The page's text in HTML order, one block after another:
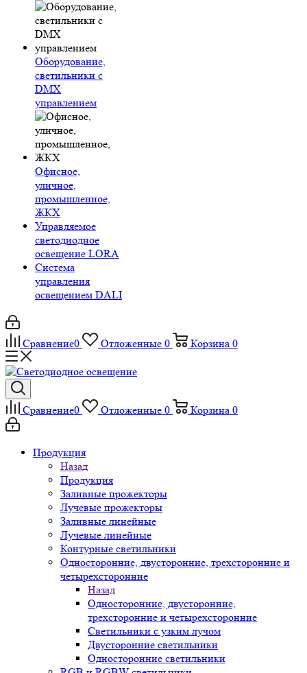
Оборудование,
светильники с
DMX
управлением
Офисное,
уличное,
промышленное,
ЖКХ
Управляемое
светодиодное
освещение LORA
Система
управления
освещением DALI
Сравнение0 Отложенные 0 Корзина 0
Сравнение0 Отложенные 0 Корзина 0
Продукция
Назад
Продукция
Заливные прожекторы
Лучевые прожекторы
Заливные линейные
Лучевые линейные
Контурные светильники
Односторонние, двусторонние, трехсторонние и
четырехсторонние
Назад
Односторонние, двусторонние,
трехсторонние и четырехсторонние
Светильники с узким лучом
Двусторонние светильники
Односторонние светильники